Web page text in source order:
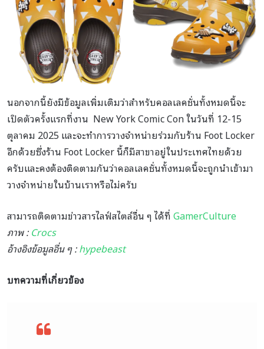
นอกจากนี้ยังมีข้อมูลเพิ่มเติมว่าสำหรับคอลเลคชั่นทั้งหมดนี้จะ
เปิดตัวครั้งแรกที่งาน New York Comic Con ในวันที่ 12-15
ตุลาคม 2025 และจะทำการวางจำหน่ายร่วมกับร้าน Foot Locker
อีกด้วยซึ่งร้าน Foot Locker นี้ก็มีสาขาอยู่ในประเทศไทยด้วย
ครับและคงต้องติดตามกันว่าคอลเลคชั่นทั้งหมดนี้จะถูกนำเข้ามา
วางจำหน่ายในบ้านเราหรือไม่ครับ
สามารถติดตามข่าวสารไลฟ์สไตล์อื่น ๆ ได้ที่GamerCulture
ภาพ :Crocs
อ้างอิงข้อมูลอื่น ๆ :hypebeast
บทความที่เกี่ยวข้อง